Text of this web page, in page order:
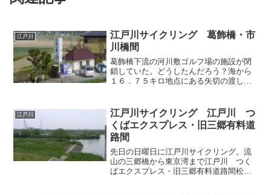
江戸川
江戸川サイクリング 葛飾橋・市
川橋間
葛飾橋下流の河川敷ゴルフ場の施設が閉
鎖していた。どうしたんだろう？海から
１６．７５キロ地点にある矢切の渡しこ
５．２５キロ地点（里見公園のちょっと
上流）この辺りは絶景ポイン...
江戸川
江戸川サイクリング 江戸川 つ
くばエクスプレス・旧三郷有料道
路間
先日の日曜日に江戸川サイクリング。流
山の三郷橋から東京湾まで江戸川 つく
ばエクスプレス・旧三郷有料道路間松戸